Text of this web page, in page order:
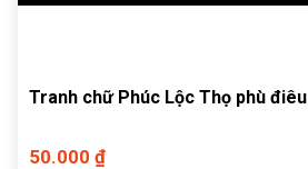
Tranh chữ Phúc Lộc Thọ phù điêu
50.000 ₫